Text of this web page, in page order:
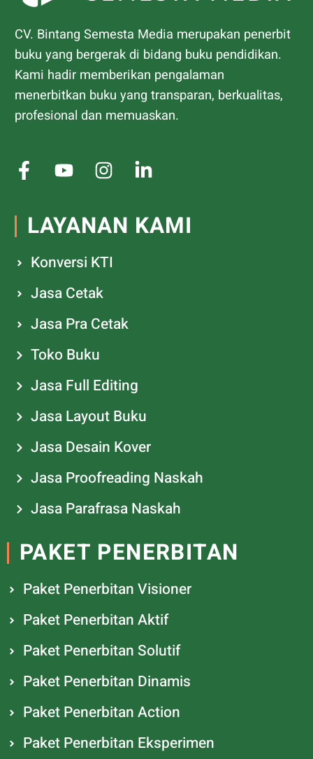
CV. Bintang Semesta Media merupakan penerbit
buku yang bergerak di bidang buku pendidikan.
Kami hadir memberikan pengalaman
menerbitkan buku yang transparan, berkualitas,
profesional dan memuaskan.
LAYANAN KAMI
Konversi KTI
Jasa Cetak
Jasa Pra Cetak
Toko Buku
Jasa Full Editing
Jasa Layout Buku
Jasa Desain Kover
Jasa Proofreading Naskah
Jasa Parafrasa Naskah
PAKET PENERBITAN
Paket Penerbitan Visioner
Paket Penerbitan Aktif
Paket Penerbitan Solutif
Paket Penerbitan Dinamis
Paket Penerbitan Action
Paket Penerbitan Eksperimen